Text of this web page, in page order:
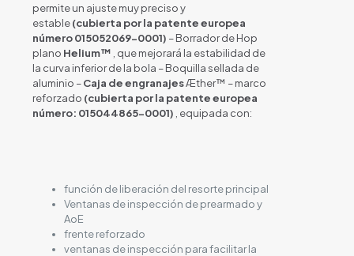
permite un ajuste muy preciso y
estable(cubierta por la patente europea
número 015052069-0001) – Borrador de Hop
plano Helium™ , que mejorará la estabilidad de
la curva inferior de la bola – Boquilla sellada de
aluminio –Caja de engranajesÆther™ – marco
reforzado (cubierta por la patente europea
número: 015044865-0001) , equipada con:
función de liberación del resorte principal
Ventanas de inspección de prearmado y
AoE
frente reforzado
ventanas de inspección para facilitar la